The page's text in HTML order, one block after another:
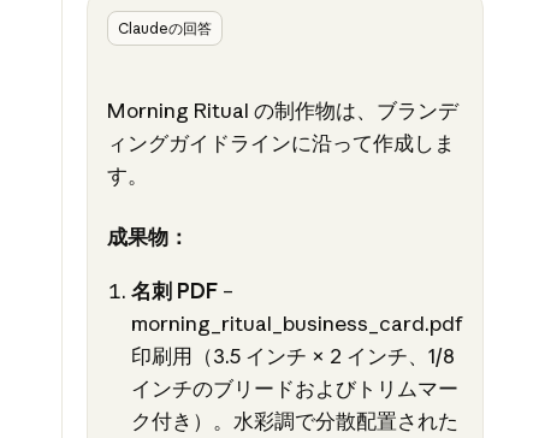
Claudeの回答
Morning Ritual の制作物は、ブランデ
ィングガイドラインに沿って作成しま
す。
成果物：
名刺 PDF –
morning_ritual_business_card.pdf
印刷用（3.5 インチ × 2 インチ、1/8
インチのブリードおよびトリムマー
ク付き）。水彩調で分散配置された